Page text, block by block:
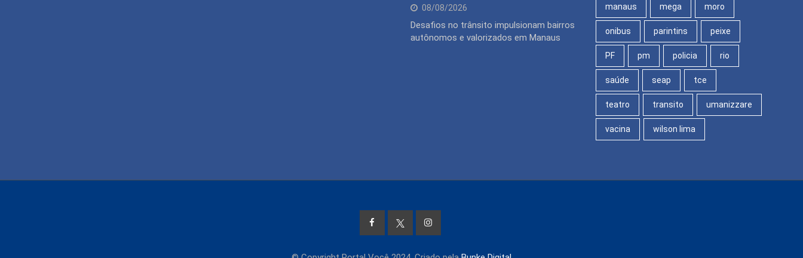
08/08/2026
Desafios no trânsito impulsionam bairros
autônomos e valorizados em Manaus
manaus mega moro
onibus parintins peixe
PF pm policia rio
saúde seap tce
teatro transito umanizzare
vacina wilson lima